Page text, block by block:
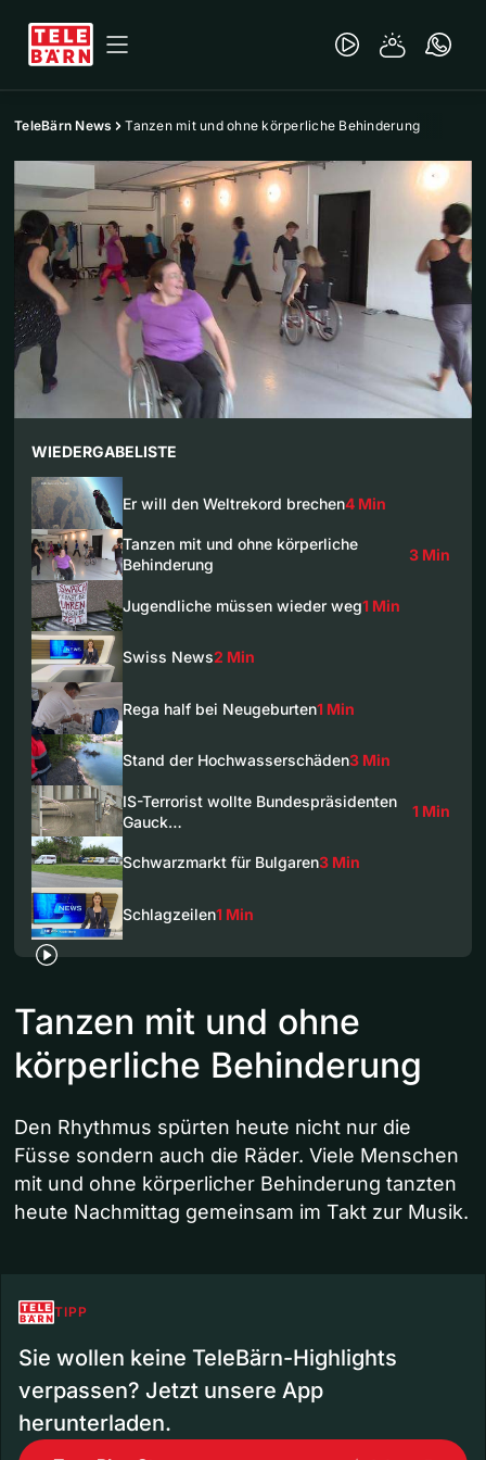
TeleBärn News Tanzen mit und ohne körperliche Behinderung
WIEDERGABELISTE
Er will den Weltrekord brechen4 Min
Tanzen mit und ohne körperliche
Behinderung
3 Min
Jugendliche müssen wieder weg1 Min
Swiss News2 Min
Rega half bei Neugeburten1 Min
Stand der Hochwasserschäden3 Min
IS-Terrorist wollte Bundespräsidenten
Gauck…
1 Min
Schwarzmarkt für Bulgaren3 Min
Schlagzeilen1 Min
Tanzen mit und ohne
körperliche Behinderung
Den Rhythmus spürten heute nicht nur die
Füsse sondern auch die Räder. Viele Menschen
mit und ohne körperlicher Behinderung tanzten
heute Nachmittag gemeinsam im Takt zur Musik.
TIPP
Sie wollen keine TeleBärn-Highlights
verpassen? Jetzt unsere App
herunterladen.